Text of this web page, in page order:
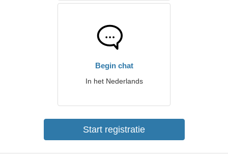
Begin chat
In het Nederlands
Start registratie